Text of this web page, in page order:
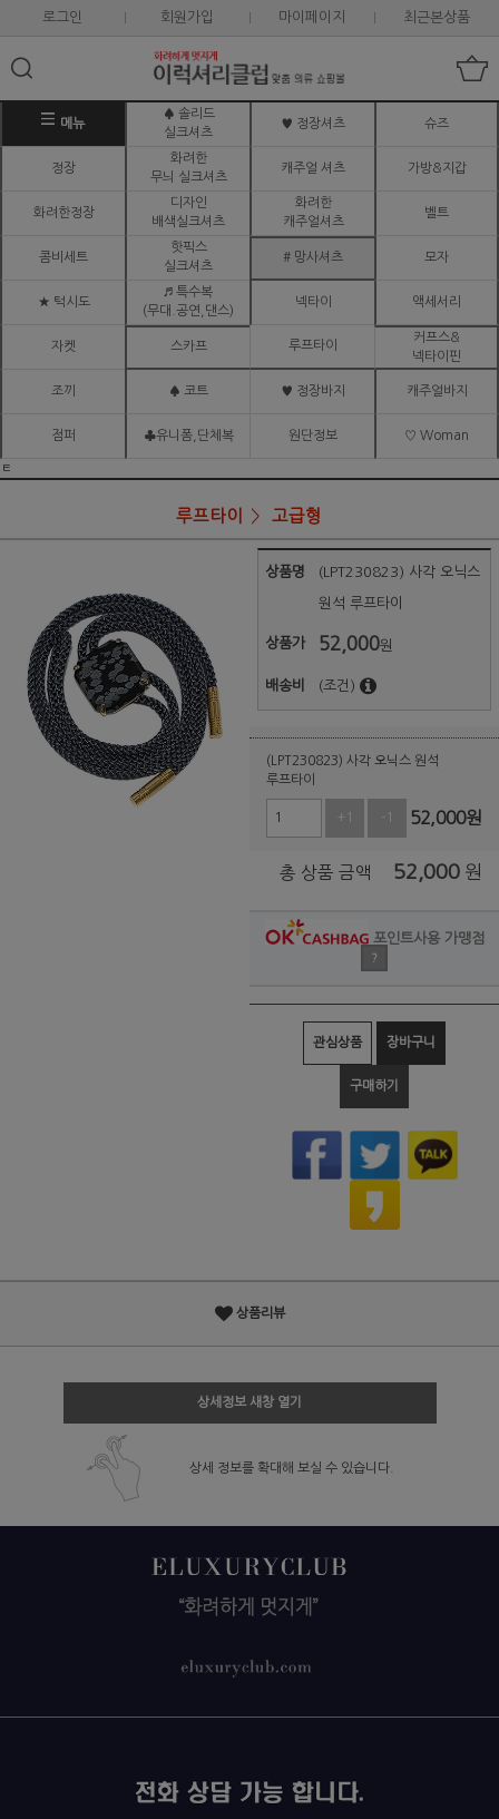
로그인 회원가입 마이페이지 최근본상품
메뉴
♠ 솔리드
실크셔츠
♥ 정장셔츠 슈즈
정장
화려한
무늬 실크셔츠
캐주얼 셔츠 가방&지갑
화려한정장
디자인
배색실크셔츠
화려한
캐주얼셔츠
벨트
콤비세트
핫픽스
실크셔츠
# 망사셔츠 모자
★ 턱시도
♬ 특수복
(무대.공연,댄스)
넥타이 액세서리
자켓 스카프 루프타이
커프스&
넥타이핀
조끼 ♠ 코트 ♥ 정장바지 캐주얼바지
점퍼 ♣유니폼,단체복 원단정보 ♡ Woman
ㅌ
루프타이 고급형
상품명 (LPT230823) 사각 오닉스
원석 루프타이
상품가 52,000원
배송비 (조건)
(LPT230823) 사각 오닉스 원석
루프타이
+1 -1 52,000원
총 상품 금액 52,000 원
포인트사용 가맹점
?
관심상품 장바구니
구매하기
상품리뷰
상세정보 새창 열기
상세 정보를 확대해 보실 수 있습니다.